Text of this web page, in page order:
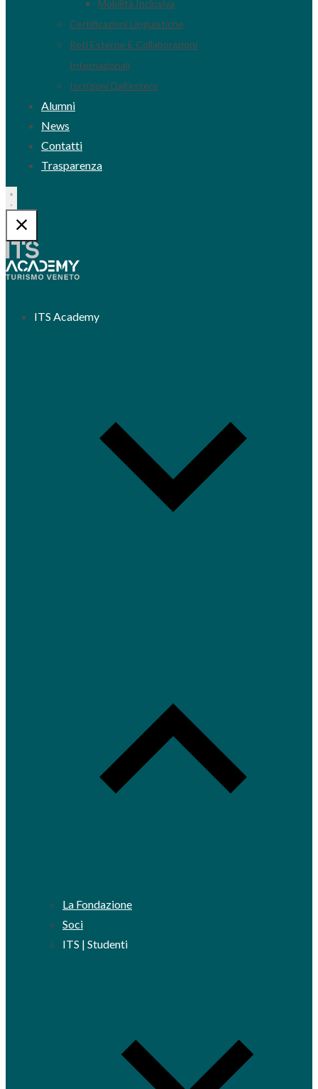
Mobilità Inclusiva
Certificazioni Linguistiche
Reti Esterne E Collaborazioni
Internazionali
Iscrizioni Dall’estero
Alumni
News
Contatti
Trasparenza
ITS Academy
La Fondazione
Soci
ITS | Studenti